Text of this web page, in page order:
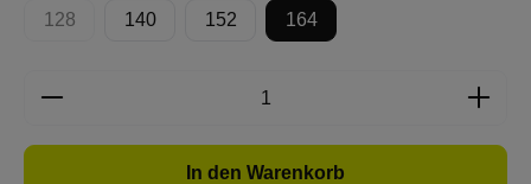
128
(Diese Option ist zurzeit nicht verfügbar.)
140 152 164
Produkt Anzahl: Gib den gewünschten
In den Warenkorb